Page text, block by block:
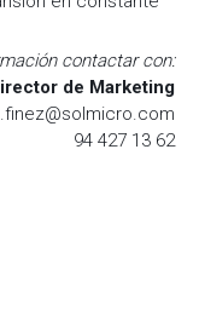
contactar con:
de Marketing
94 427 13 62